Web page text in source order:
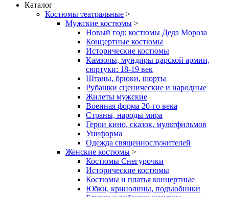
Каталог
Костюмы театральные >
Мужские костюмы >
Новый год: костюмы Деда Мороза
Концертные костюмы
Исторические костюмы
Камзолы, мундиры царской армии,
сюртуки: 18-19 век
Штаны, брюки, шорты
Рубашки сценические и народные
Жилеты мужские
Военная форма 20-го века
Страны, народы мира
Герои кино, сказок, мультфильмов
Униформа
Одежда священнослужителей
Женские костюмы >
Костюмы Снегурочки
Исторические костюмы
Костюмы и платья концертные
Юбки, кринолины, подъюбники